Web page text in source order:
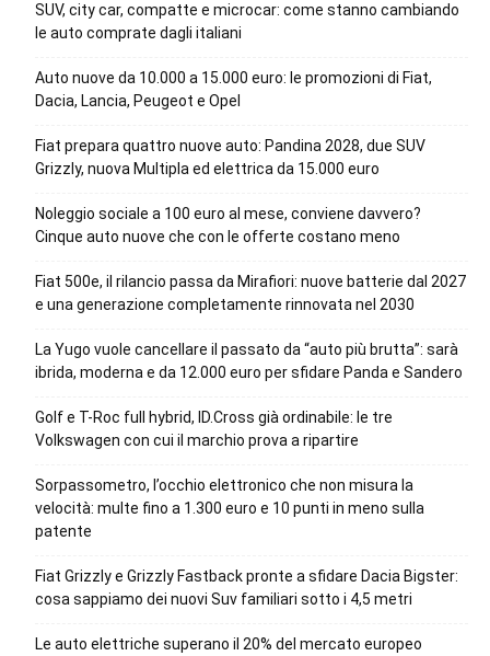
SUV, city car, compatte e microcar: come stanno cambiando
le auto comprate dagli italiani
Auto nuove da 10.000 a 15.000 euro: le promozioni di Fiat,
Dacia, Lancia, Peugeot e Opel
Fiat prepara quattro nuove auto: Pandina 2028, due SUV
Grizzly, nuova Multipla ed elettrica da 15.000 euro
Noleggio sociale a 100 euro al mese, conviene davvero?
Cinque auto nuove che con le offerte costano meno
Fiat 500e, il rilancio passa da Mirafiori: nuove batterie dal 2027
e una generazione completamente rinnovata nel 2030
La Yugo vuole cancellare il passato da “auto più brutta”: sarà
ibrida, moderna e da 12.000 euro per sfidare Panda e Sandero
Golf e T-Roc full hybrid, ID.Cross già ordinabile: le tre
Volkswagen con cui il marchio prova a ripartire
Sorpassometro, l’occhio elettronico che non misura la
velocità: multe fino a 1.300 euro e 10 punti in meno sulla
patente
Fiat Grizzly e Grizzly Fastback pronte a sfidare Dacia Bigster:
cosa sappiamo dei nuovi Suv familiari sotto i 4,5 metri
Le auto elettriche superano il 20% del mercato europeo